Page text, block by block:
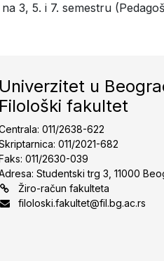
3, 5. i 7. semestru
Univerzitet u
Filološki fakultet
011/2638-622
011/2021-682
011/2630-039
Studentski trg 3, 11000
Žiro-račun fakulteta
filoloski.fakultet@fil.bg.ac.rs